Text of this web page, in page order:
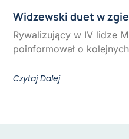
Widzewski duet w
Rywalizujący w IV lidze
poinformował o
Czytaj Dalej